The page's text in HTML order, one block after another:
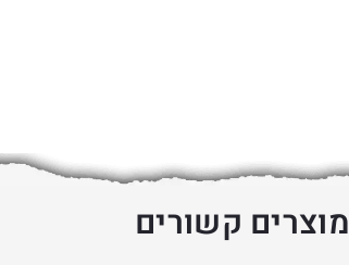
מוצרים קשורים